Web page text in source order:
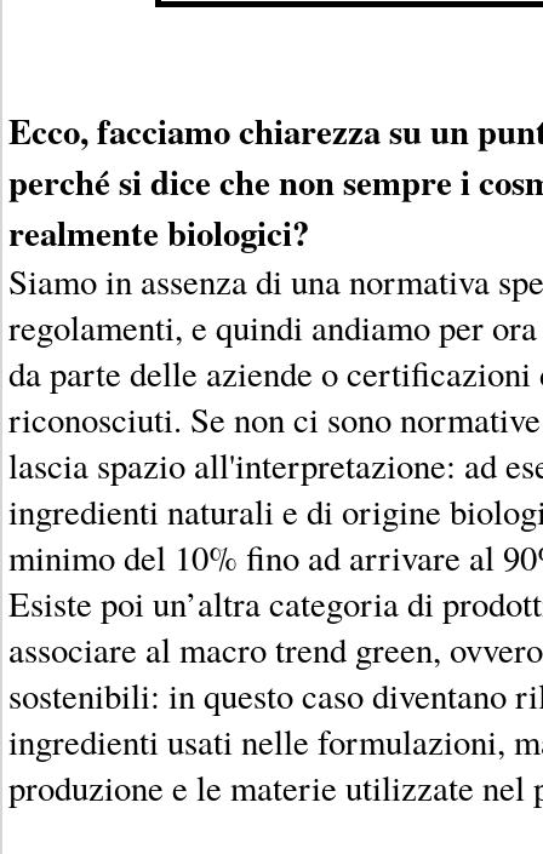
Ecco, facciamo chiarezza su un
perché si dice che non sempre i
realmente biologici?
Siamo in assenza di una normativa
regolamenti, e quindi andiamo per
da parte delle aziende o
riconosciuti. Se non ci sono
lascia spazio all'interpretazione: ad
ingredienti naturali e di origine
minimo del 10% fino ad arrivare al
Esiste poi un’altra categoria di
associare al macro trend green,
sostenibili: in questo caso diventano
ingredienti usati nelle formulazioni,
produzione e le materie utilizzate nel